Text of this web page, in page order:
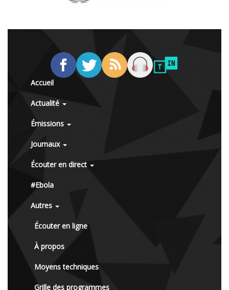
Accueil
Actualité
Émissions
Journaux
Écouter en direct
#Ebola
Autres
Écouter en ligne
À propos
Moyens techniques
Grille des programmes